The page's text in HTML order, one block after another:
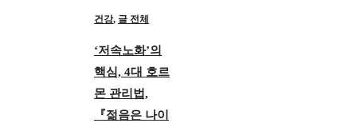
건강, 글 전체
‘저속노화’의
핵심, 4대 호르
몬 관리법,
『젊음은 나이